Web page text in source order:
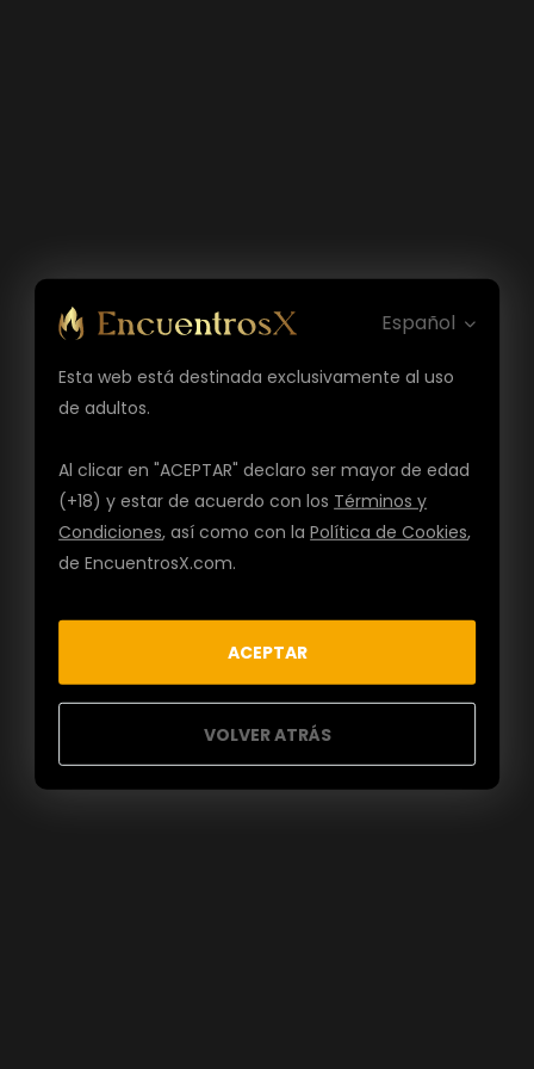
Español
Esta web está destinada exclusivamente al uso
de adultos.
Al clicar en "ACEPTAR" declaro ser mayor de edad
(+18) y estar de acuerdo con los Términos y
Condiciones, así como con laPolítica de Cookies,
de EncuentrosX.com.
ACEPTAR
VOLVER ATRÁS